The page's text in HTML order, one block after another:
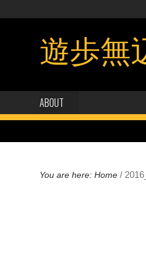
遊歩無
ABOUT
You are here: Home /